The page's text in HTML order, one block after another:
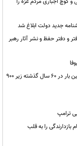
جدید دولت ابلاغ شد
و دفتر حفظ و نشر آثار رهبر
سقوط تاریخی نرخ تولد در ایران؛ شمار نوزادان برای نخستین بار در ۶۰ سال گذشته زیر ۹۰۰
ترامپ
بازدارندگی را به قلب